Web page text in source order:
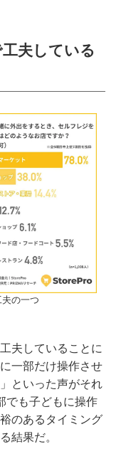
夫している
の一つ
夫していることに
一部だけ操作させ
といった声がそれ
でも子どもに操作
のあるタイミング
結果だ。